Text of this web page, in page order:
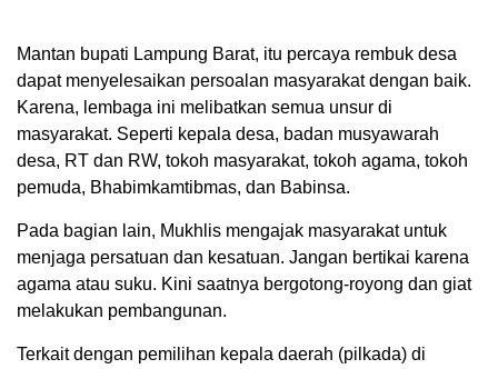
Mantan bupati Lampung Barat, itu percaya rembuk desa
dapat menyelesaikan persoalan masyarakat dengan baik.
Karena, lembaga ini melibatkan semua unsur di
masyarakat. Seperti kepala desa, badan musyawarah
desa, RT dan RW, tokoh masyarakat, tokoh agama, tokoh
pemuda, Bhabimkamtibmas, dan Babinsa.
Pada bagian lain, Mukhlis mengajak masyarakat untuk
menjaga persatuan dan kesatuan. Jangan bertikai karena
agama atau suku. Kini saatnya bergotong-royong dan giat
melakukan pembangunan.
Terkait dengan pemilihan kepala daerah (pilkada) di